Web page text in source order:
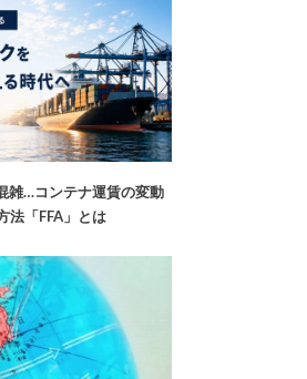
雑…コンテナ運賃の変動
法「FFA」とは